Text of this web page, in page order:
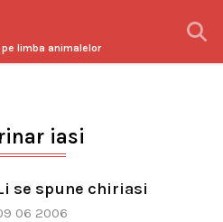
limba animalelor
iasi
se spune chiriasi
06 2006